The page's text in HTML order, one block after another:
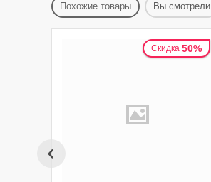
Похожие товары Вы смотрели
Скидка 50%